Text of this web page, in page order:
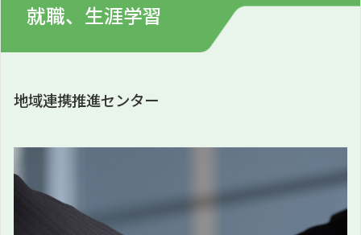
就職、生涯学習
地域連携推進センター